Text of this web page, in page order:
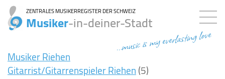
ZENTRALES MUSIKERREGISTER DER SCHWEIZ
Musiker-in-deiner-Stadt
...music is my everlasting love
Musiker Riehen
Gitarrist/Gitarrenspieler Riehen(5)